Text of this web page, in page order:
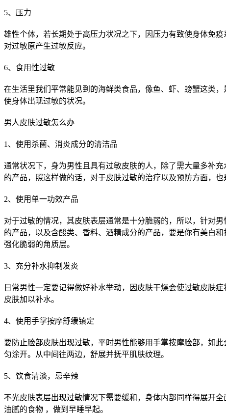
5、压力
雄性个体，若长期处于高压力状况之下，因压力有致使身体免
对过敏原产生过敏反应。
6、食用性过敏
在生活里我们平常能见到的海鲜类食品，像鱼、虾、螃蟹这类
使身体出现过敏的状况。
男人皮肤过敏怎么办
1、使用杀菌、消炎成分的清洁品
通常状况下，身为男性且具有过敏皮肤的人，除了需大量多补
的产品，照这样做的话，对于皮肤过敏的治疗以及预防方面，也
2、使用单一功效产品
对于过敏的情况，其皮肤表层通常是十分脆弱的，所以，针对
的产品，以及含酸类、香料、酒精成分的产品，要是你有美白
强化脆弱的角质层。
3、充分补水抑制发炎
日常男性一定要记得做好补水举动，因皮肤干燥会使过敏皮肤
皮肤加以补水。
4、使用手掌按摩舒缓镇定
要防止脸部皮肤出现过敏，平时男性能够用手掌按摩脸部，如
匀涂开。从中间往两边，舒展并抚平肌肤纹理。
5、饮食清淡，忌辛辣
不光皮肤表层出现过敏情况下需要缓和，身体内部同样得展开
油腻的食物 ，做到早睡早起。